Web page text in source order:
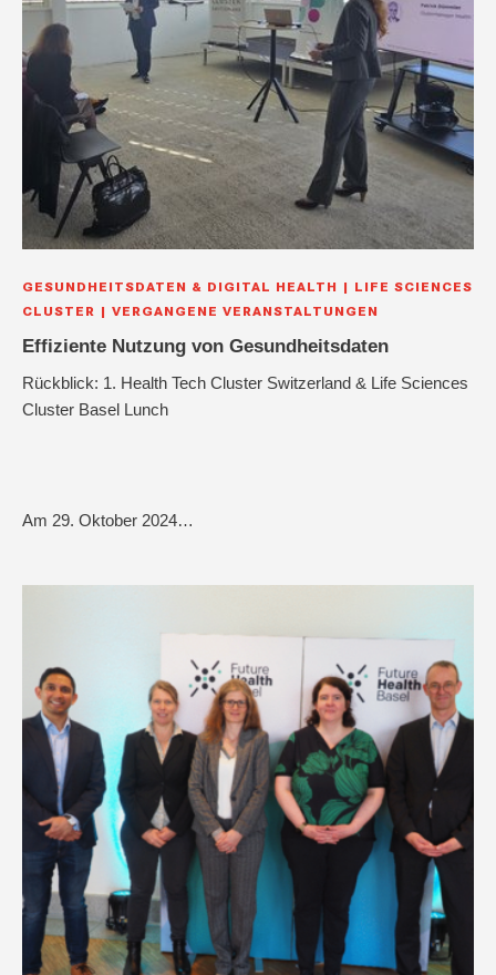
GESUNDHEITSDATEN & DIGITAL HEALTH
LIFE SCIENCES
CLUSTER
VERGANGENE VERANSTALTUNGEN
Effiziente Nutzung von Gesundheitsdaten
Rückblick: 1. Health Tech Cluster Switzerland & Life Sciences
Cluster Basel Lunch
Am 29. Oktober 2024…